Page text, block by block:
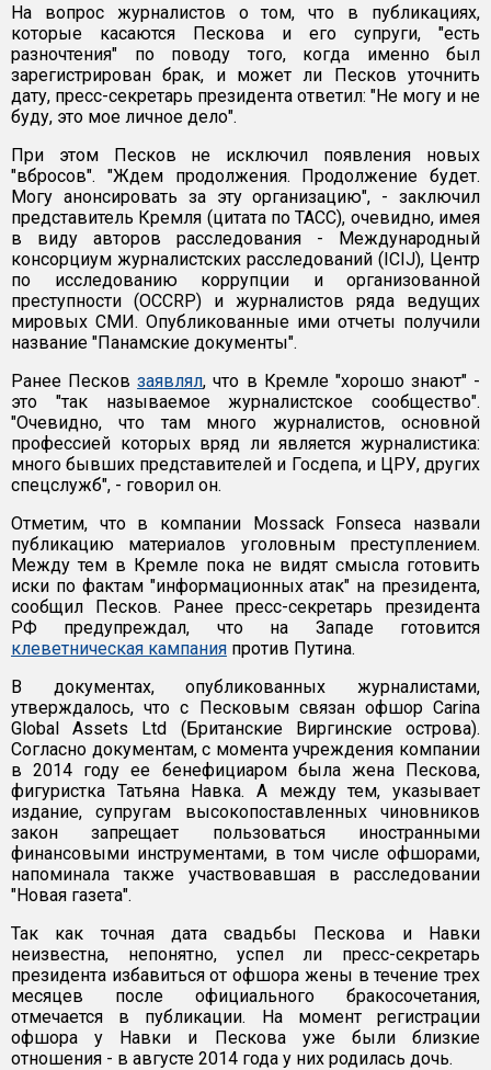
На вопрос журналистов о том, что в публикациях,
которые касаются Пескова и его супруги, "есть
разночтения" по поводу того, когда именно был
зарегистрирован брак, и может ли Песков уточнить
дату, пресс-секретарь президента ответил: "Не могу и не
буду, это мое личное дело".
При этом Песков не исключил появления новых
"вбросов". "Ждем продолжения. Продолжение будет.
Могу анонсировать за эту организацию", - заключил
представитель Кремля (цитата по ТАСС), очевидно, имея
в виду авторов расследования - Международный
консорциум журналистских расследований (ICIJ), Центр
по исследованию коррупции и организованной
преступности (OCCRP) и журналистов ряда ведущих
мировых СМИ. Опубликованные ими отчеты получили
название "Панамские документы".
Ранее Песковзаявлял, что в Кремле "хорошо знают" -
это "так называемое журналистское сообщество".
"Очевидно, что там много журналистов, основной
профессией которых вряд ли является журналистика:
много бывших представителей и Госдепа, и ЦРУ, других
спецслужб", - говорил он.
Отметим, что в компании Mossack Fonseca назвали
публикацию материалов уголовным преступлением.
Между тем в Кремле пока не видят смысла готовить
иски по фактам "информационных атак" на президента,
сообщил Песков. Ранее пресс-секретарь президента
РФ предупреждал, что на Западе готовится
клеветническая кампания против Путина.
В документах, опубликованных журналистами,
утверждалось, что с Песковым связан офшор Carina
Global Assets Ltd (Британские Виргинские острова).
Согласно документам, с момента учреждения компании
в 2014 году ее бенефициаром была жена Пескова,
фигуристка Татьяна Навка. А между тем, указывает
издание, супругам высокопоставленных чиновников
закон запрещает пользоваться иностранными
финансовыми инструментами, в том числе офшорами,
напоминала также участвовавшая в расследовании
"Новая газета".
Так как точная дата свадьбы Пескова и Навки
неизвестна, непонятно, успел ли пресс-секретарь
президента избавиться от офшора жены в течение трех
месяцев после официального бракосочетания,
отмечается в публикации. На момент регистрации
офшора у Навки и Пескова уже были близкие
отношения - в августе 2014 года у них родилась дочь.